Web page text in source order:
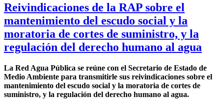
Reivindicaciones de la RAP sobre el
mantenimiento del escudo social y la
moratoria de cortes de suministro, y la
regulación del derecho humano al agua
La Red Agua Pública se reúne con el Secretario de Estado de
Medio Ambiente para transmitirle sus reivindicaciones sobre el
mantenimiento del escudo social y la moratoria de cortes de
suministro, y la regulación del derecho humano al agua.